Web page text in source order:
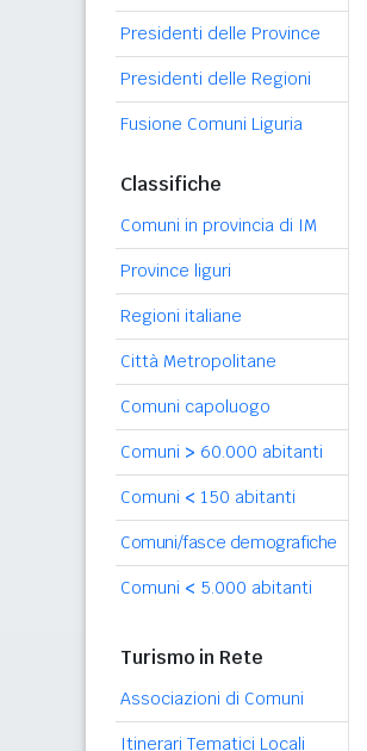
Presidenti delle Province
Presidenti delle Regioni
Fusione Comuni Liguria
Classifiche
Comuni in provincia di IM
Province liguri
Regioni italiane
Città Metropolitane
Comuni capoluogo
Comuni > 60.000 abitanti
Comuni < 150 abitanti
Comuni/fasce demografiche
Comuni < 5.000 abitanti
Turismo in Rete
Associazioni di Comuni
Itinerari Tematici Locali